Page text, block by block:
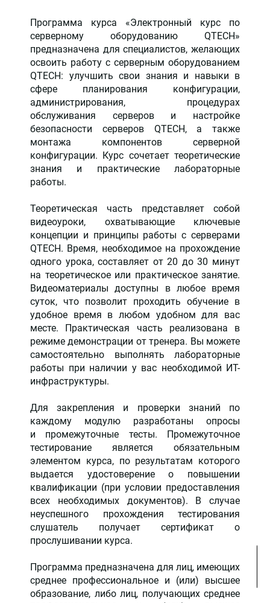
Программа курса «Электронный курс по
серверному оборудованию QTECH»
предназначена для специалистов, желающих
освоить работу с серверным оборудованием
QTECH: улучшить свои знания и навыки в
сфере планирования конфигурации,
администрирования, процедурах
обслуживания серверов и настройке
безопасности серверов QTECH, а также
монтажа компонентов серверной
конфигурации. Курс сочетает теоретические
знания и практические лабораторные
работы.
Теоретическая часть представляет собой
видеоуроки, охватывающие ключевые
концепции и принципы работы с серверами
QTECH. Время, необходимое на прохождение
одного урока, составляет от 20 до 30 минут
на теоретическое или практическое занятие.
Видеоматериалы доступны в любое время
суток, что позволит проходить обучение в
удобное время в любом удобном для вас
месте. Практическая часть реализована в
режиме демонстрации от тренера. Вы можете
самостоятельно выполнять лабораторные
работы при наличии у вас необходимой ИТ-
инфраструктуры.
Для закрепления и проверки знаний по
каждому модулю разработаны опросы
и промежуточные тесты. Промежуточное
тестирование является обязательным
элементом курса, по результатам которого
выдается удостоверение о повышении
квалификации (при условии предоставления
всех необходимых документов). В случае
неуспешного прохождения тестирования
слушатель получает сертификат о
прослушивании курса.
Программа предназначена для лиц, имеющих
среднее профессиональное и (или) высшее
образование, либо лиц, получающих среднее